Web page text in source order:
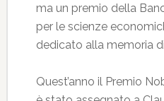
ma un premio della
per le scienze
dedicato alla memoria
Quest’anno il Premio